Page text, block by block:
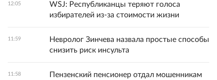
12:05
WSJ: Республиканцы теряют голоса
избирателей из-за стоимости жизни
11:59
Невролог Зинчева назвала простые способы
снизить риск инсульта
11:58
Пензенский пенсионер отдал мошенникам